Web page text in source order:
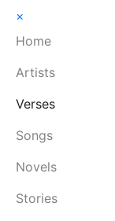
×
Home
Artists
Verses
Songs
Novels
Stories